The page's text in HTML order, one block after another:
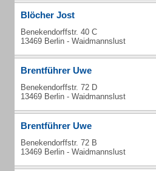
Blöcher Jost
Benekendorffstr. 40 C
13469 Berlin - Waidmannslust
Brentführer Uwe
Benekendorffstr. 72 D
13469 Berlin - Waidmannslust
Brentführer Uwe
Benekendorffstr. 72 B
13469 Berlin - Waidmannslust